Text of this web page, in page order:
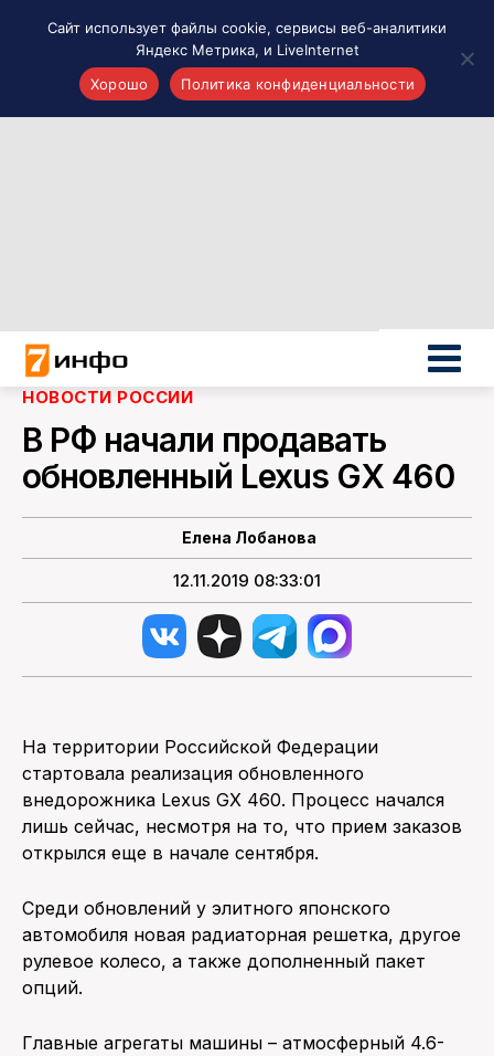
Новости России
Политика
Новости мира
Все материалы 7инфо
О НАС
ПОИСК ПО САЙТУ
НОВОСТИ РОССИИ
В РФ начали продавать
обновленный Lexus GX 460
Елена Лобанова
12.11.2019 08:33:01
На территории Российской Федерации
стартовала реализация обновленного
внедорожника Lexus GX 460. Процесс начался
лишь сейчас, несмотря на то, что прием заказов
открылся еще в начале сентября.
Среди обновлений у элитного японского
автомобиля новая радиаторная решетка, другое
рулевое колесо, а также дополненный пакет
опций.
Главные агрегаты машины – атмосферный 4.6-
Сайт использует файлы cookie, сервисы веб-аналитики
Яндекс Метрика, и LiveInternet
Хорошо
Политика конфиденциальности